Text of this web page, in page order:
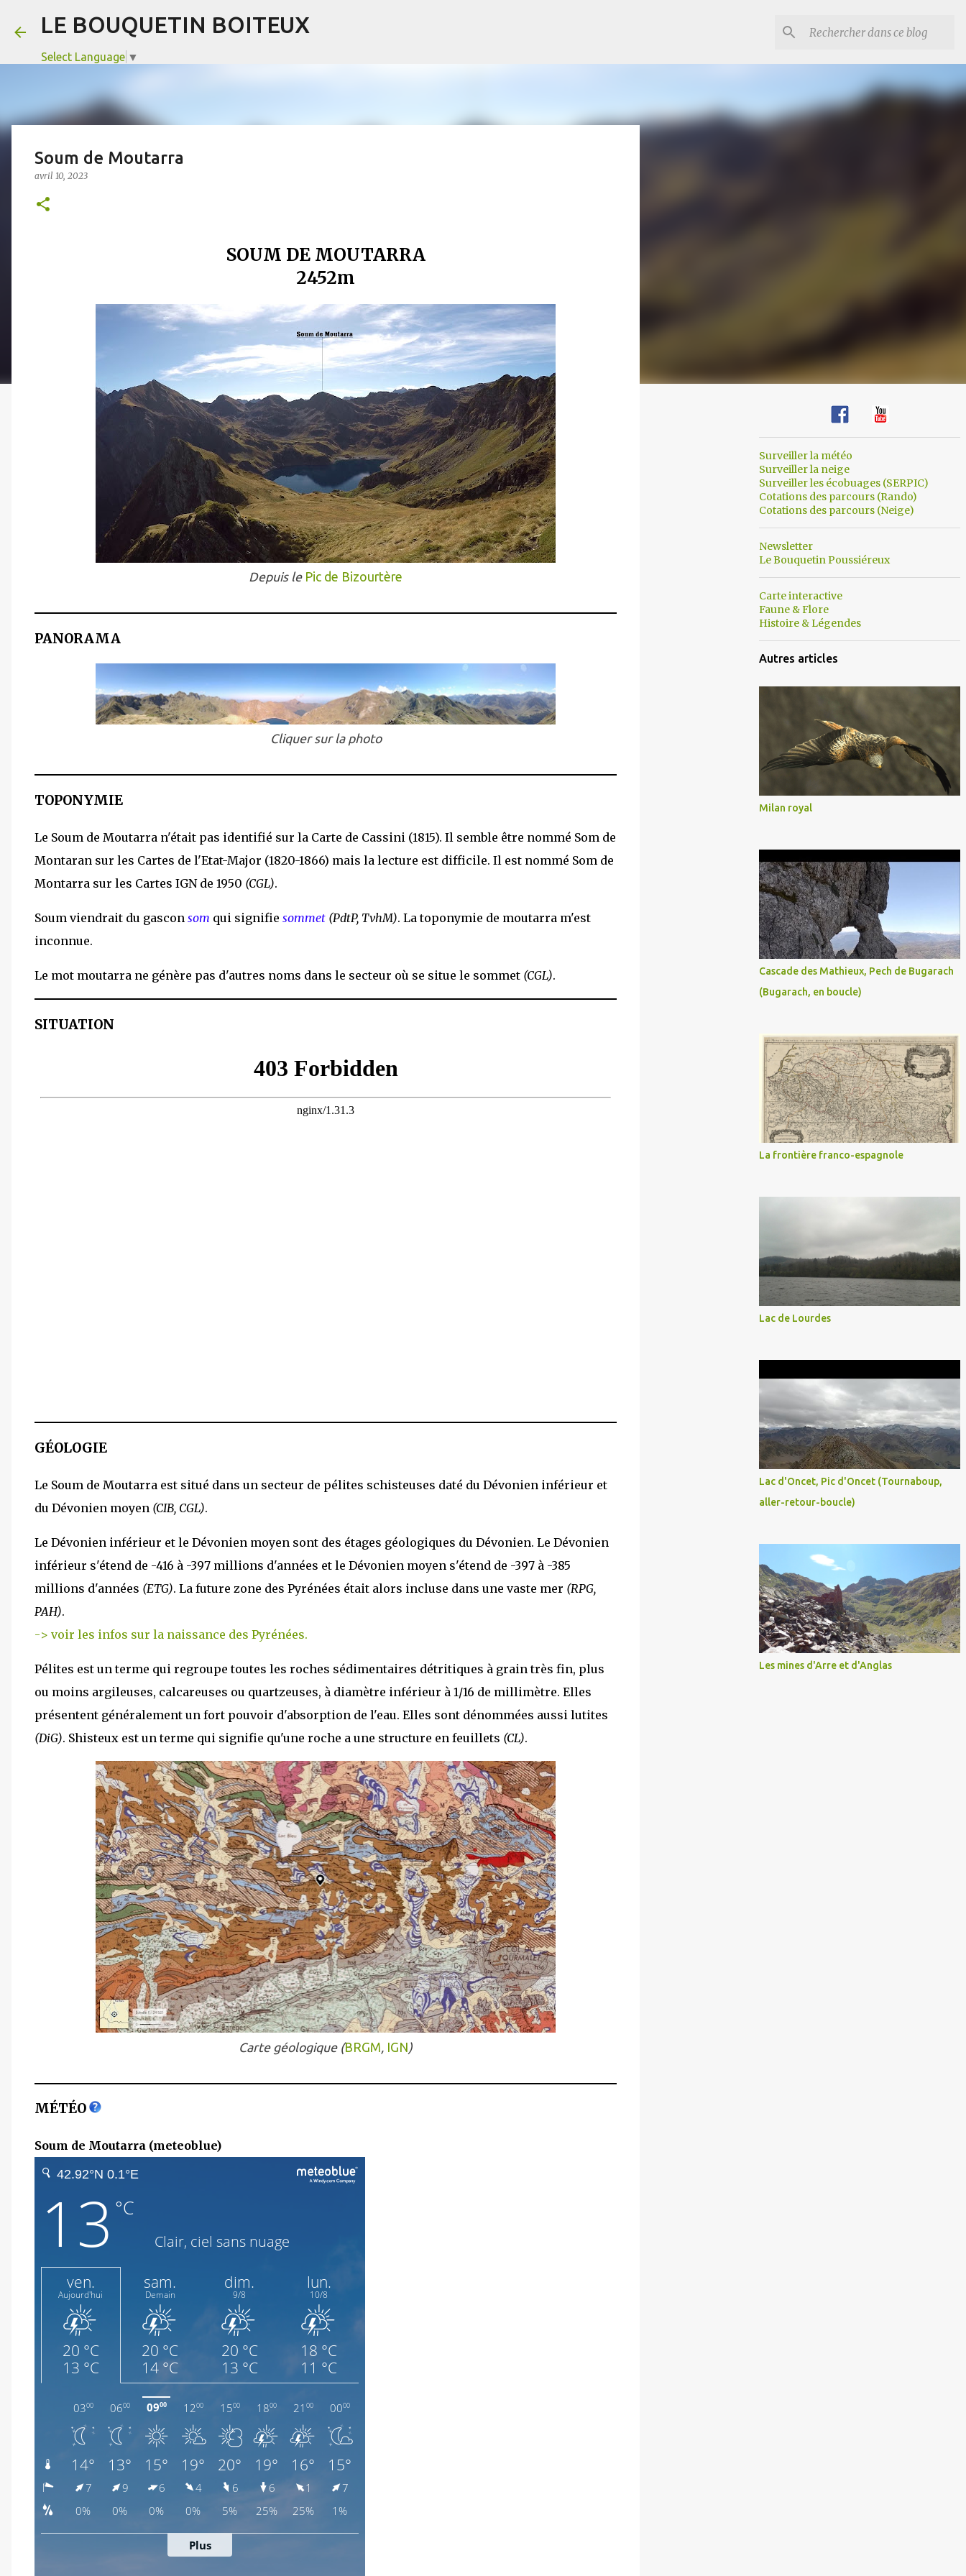
LE BOUQUETIN BOITEUX
Select Language ▼
Soum de Moutarra
avril 10, 2023
SOUM DE MOUTARRA
2452m
Depuis le Pic de Bizourtère
PANORAMA
Cliquer sur la photo
TOPONYMIE
Le Soum de Moutarra n'était pas identifié sur la Carte de Cassini (1815). Il semble être nommé Som de
Montaran sur les Cartes de l'Etat-Major (1820-1866) mais la lecture est difficile. Il est nommé Som de
Montarra sur les Cartes IGN de 1950 (CGL).
Soum viendrait du gascon som qui signifie sommet (PdtP, TvhM). La toponymie de moutarra m'est
inconnue.
Le mot moutarra ne génère pas d'autres noms dans le secteur où se situe le sommet (CGL).
SITUATION
GÉOLOGIE
Le Soum de Moutarra est situé dans un secteur de pélites schisteuses daté du Dévonien inférieur et
du Dévonien moyen (CIB, CGL).
Le Dévonien inférieur et le Dévonien moyen sont des étages géologiques du Dévonien. Le Dévonien
inférieur s'étend de -416 à -397 millions d'années et le Dévonien moyen s'étend de -397 à -385
millions d'années (ETG). La future zone des Pyrénées était alors incluse dans une vaste mer (RPG,
PAH).
-> voir les infos sur la naissance des Pyrénées.
Pélites est un terme qui regroupe toutes les roches sédimentaires détritiques à grain très fin, plus
ou moins argileuses, calcareuses ou quartzeuses, à diamètre inférieur à 1/16 de millimètre. Elles
présentent généralement un fort pouvoir d'absorption de l'eau. Elles sont dénommées aussi lutites
(DiG). Shisteux est un terme qui signifie qu'une roche a une structure en feuillets (CL).
Carte géologique (BRGM IGN )
MÉTÉO
Soum de Moutarra (meteoblue)
Surveiller la météo
Surveiller la neige
Surveiller les écobuages (SERPIC)
Cotations des parcours (Rando)
Cotations des parcours (Neige)
Newsletter
Le Bouquetin Poussiéreux
Carte interactive
Faune & Flore
Histoire & Légendes
Autres articles
Milan royal
Cascade des Mathieux, Pech de Bugarach
(Bugarach, en boucle)
La frontière franco-espagnole
Lac de Lourdes
Lac d'Oncet, Pic d'Oncet (Tournaboup,
aller-retour-boucle)
Les mines d'Arre et d'Anglas